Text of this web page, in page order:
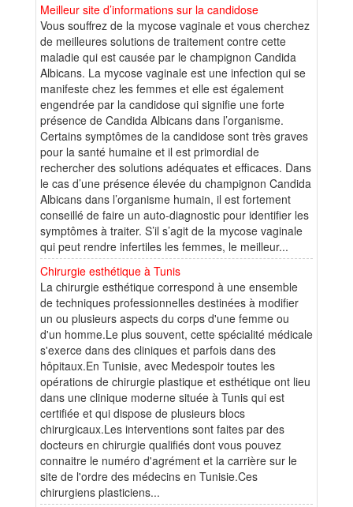
Meilleur site d’informations sur la candidose
Vous souffrez de la mycose vaginale et vous cherchez
de meilleures solutions de traitement contre cette
maladie qui est causée par le champignon Candida
Albicans. La mycose vaginale est une infection qui se
manifeste chez les femmes et elle est également
engendrée par la candidose qui signifie une forte
présence de Candida Albicans dans l’organisme.
Certains symptômes de la candidose sont très graves
pour la santé humaine et il est primordial de
rechercher des solutions adéquates et efficaces. Dans
le cas d’une présence élevée du champignon Candida
Albicans dans l’organisme humain, il est fortement
conseillé de faire un auto-diagnostic pour identifier les
symptômes à traiter. S’il s’agit de la mycose vaginale
qui peut rendre infertiles les femmes, le meilleur...
Chirurgie esthétique à Tunis
La chirurgie esthétique correspond à une ensemble
de techniques professionnelles destinées à modifier
un ou plusieurs aspects du corps d'une femme ou
d'un homme.Le plus souvent, cette spécialité médicale
s'exerce dans des cliniques et parfois dans des
hôpitaux.En Tunisie, avec Medespoir toutes les
opérations de chirurgie plastique et esthétique ont lieu
dans une clinique moderne située à Tunis qui est
certifiée et qui dispose de plusieurs blocs
chirurgicaux.Les interventions sont faites par des
docteurs en chirurgie qualifiés dont vous pouvez
connaitre le numéro d'agrément et la carrière sur le
site de l'ordre des médecins en Tunisie.Ces
chirurgiens plasticiens...